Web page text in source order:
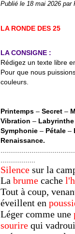
Publié le 18 mai 2026 par
LA RONDE DES 25
LA CONSIGNE :
Rédigez un texte libre
Pour que nous
couleurs.
Printemps – Secret –
Vibration – Labyrinthe
Symphonie – Pétale –
Renaissance.
Silence sur la
La brume cache
Tout à coup,
éveillent en
Léger comme une
sourire qui